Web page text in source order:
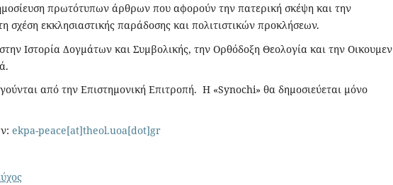
πρωτότυπων άρθρων που αφορούν την πατερική σκέψη και την
σχέση εκκλησιαστικής παράδοσης και πολιτιστικών προκλήσεων.
Ιστορία Δογμάτων και Συμβολικής, την Ορθόδοξη Θεολογία και την
από την Επιστημονική Επιτροπή. Η «Synochi» θα δημοσιεύεται μόνο
ekpa-peace[at]theol.uoa[dot]gr